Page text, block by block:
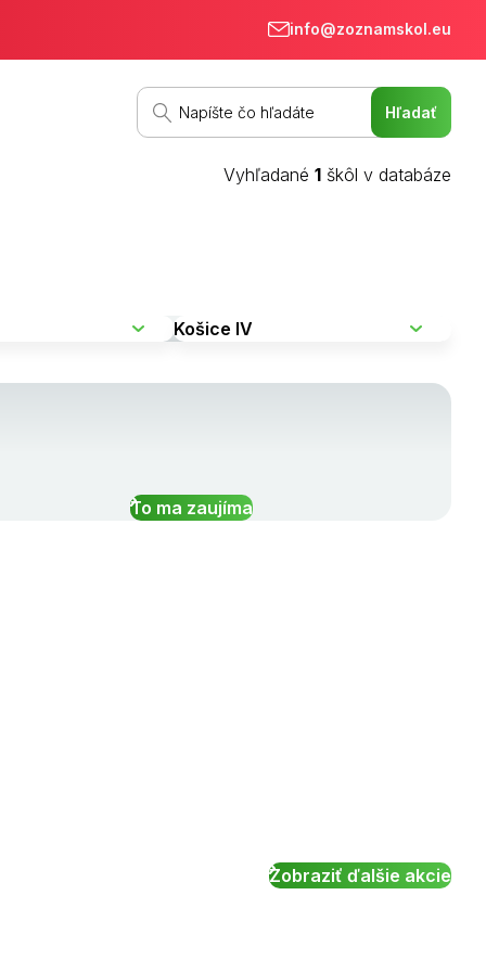
info@zoznamskol.eu
Vyhľadané 1 škôl v databáze
To ma zaujíma
Zobraziť ďalšie akcie